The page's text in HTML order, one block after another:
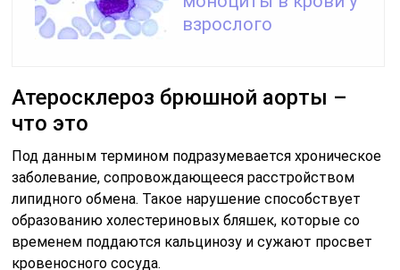
взрослого
Атеросклероз брюшной аорты –
что это
Под данным термином подразумевается хроническое
заболевание, сопровождающееся расстройством
липидного обмена. Такое нарушение способствует
образованию холестериновых бляшек, которые со
временем поддаются кальцинозу и сужают просвет
кровеносного сосуда.